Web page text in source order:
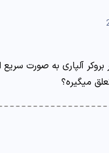
بروکر آلپاری به صورت
میگیره؟